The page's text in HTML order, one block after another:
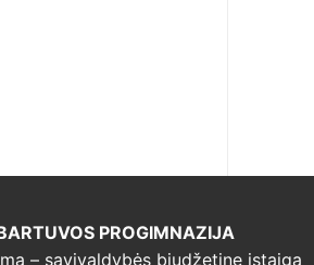
PROGIMNAZIJA
– savivaldybės biudžetine įstaiga